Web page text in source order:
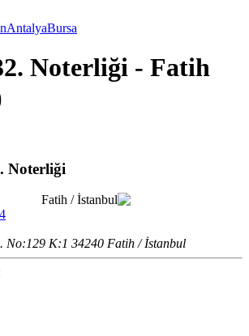
AntalyaBursa
Noterliği - Fatih
Noterliği
Fatih /İstanbul
No:129 K:1 34240 Fatih / İstanbul